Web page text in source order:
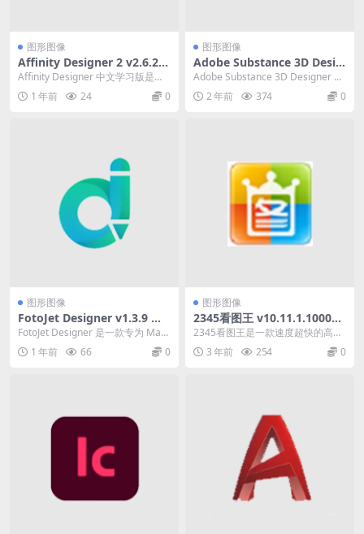
图形图像
Affinity Designer 2 v2.6.2.3
228 专业的图形设计软件中文
直装版
Affinity Designer 中文学习版是最
快、最流畅、最精确的矢量图形
设...1 年前 24 0
图形图像
Adobe Substance 3D Desig
ner 2024（3D创建编辑软
件）v13.1.2 中文破解便携式
版
Adobe Substance 3D Designer 是
一款创建独特材质的行业...
2 年前 374 0
图形图像
FotoJet Designer v1.3.9 平
面制图设计软件激活版下载
FotoJet Designer 是一款专为 Mac
用户打造的图片设计工具，让...
1 年前 66 0
图形图像
2345看图王 v10.11.1.10006
广告绿色纯净版
2345看图王是一款速度超快的高清
看图软件的图片浏览管理软件,简洁
超好用.采用超...
3 年前 254 0